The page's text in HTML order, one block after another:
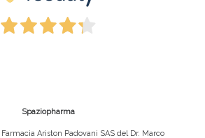
Spaziopharma
Ariston Padovani SAS del Dr. Marco